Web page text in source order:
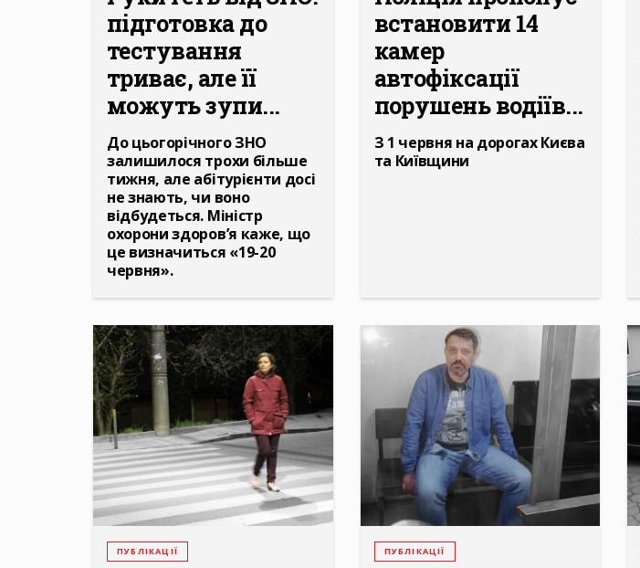
підготовка до
тестування
триває, але її
можуть зупи...
До цьогорічного ЗНО
залишилося трохи більше
тижня, але абітурієнти досі
не знають, чи воно
відбудеться. Міністр
охорони здоров’я каже, що
це визначиться «19-20
червня».
встановити 14
камер
автофіксації
порушень водіїв...
З 1 червня на дорогах Києва
та Київщини
ПУБЛІКАЦІЇ ПУБЛІКАЦІЇ